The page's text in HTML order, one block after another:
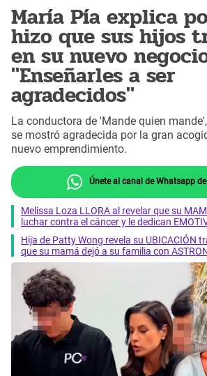
María Pía explica
hizo que sus hijos
en su nuevo
"Enseñarles a ser
agradecidos"
La conductora de 'Mande quien
se mostró agradecida por la gran
nuevo emprendimiento.
Únete al canal de Whatsapp
Melissa Loza LLORA al revelar que su
luchar contra el cáncer y le dedican
Hija de Patty Wong revela su UBICACIÓN
que su mamá dejó a su familia con